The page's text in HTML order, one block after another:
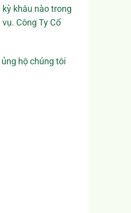
khâu nào trong
Công Ty Cổ
hộ chúng tôi